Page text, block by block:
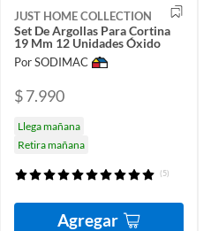
JUST HOME COLLECTION
Set De Argollas Para Cortina
19 Mm 12 Unidades Óxido
Por SODIMAC
$ 7.990
Llega mañana
Retira mañana
(5)
Agregar